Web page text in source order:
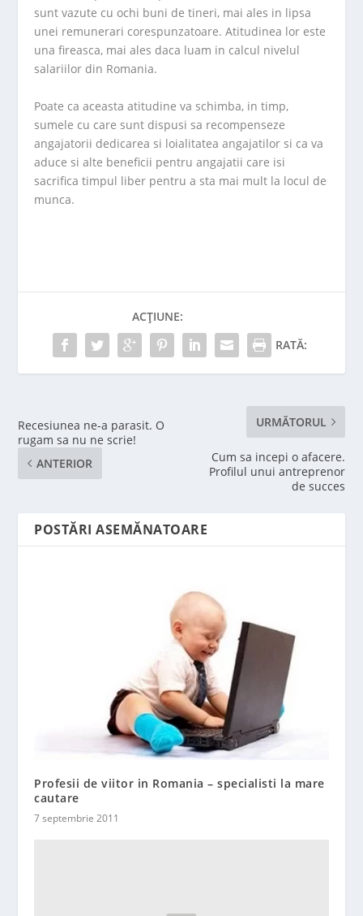
sunt vazute cu ochi buni de tineri, mai ales in lipsa
unei remunerari corespunzatoare. Atitudinea lor este
una fireasca, mai ales daca luam in calcul nivelul
salariilor din Romania.
Poate ca aceasta atitudine va schimba, in timp,
sumele cu care sunt dispusi sa recompenseze
angajatorii dedicarea si loialitatea angajatilor si ca va
aduce si alte beneficii pentru angajatii care isi
sacrifica timpul liber pentru a sta mai mult la locul de
munca.
ACȚIUNE:
RATĂ:
Recesiunea ne-a parasit. O
rugam sa nu ne scrie!
ANTERIOR
URMĂTORUL
Cum sa incepi o afacere.
Profilul unui antreprenor
de succes
POSTĂRI ASEMĂNATOARE
Profesii de viitor in Romania – specialisti la mare
cautare
7 septembrie 2011